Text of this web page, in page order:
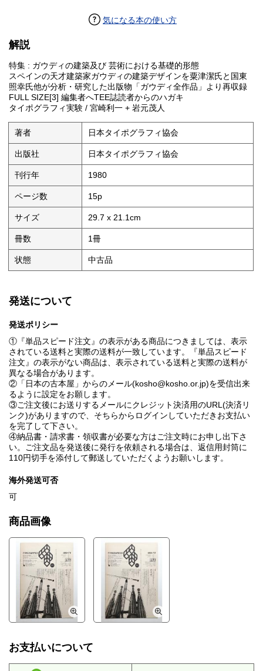
気になる本の使い方
解説
特集 : ガウディの建築及び 芸術における基礎的形態
スペインの天才建築家ガウディの建築デザインを粟津潔氏と国東
照幸氏他が分析・研究した出版物「ガウディ全作品」より再収録
FULL SIZE[3] 編集者へTEE誌読者からのハガキ
タイポグラフィ実験 / 宮崎利一 + 岩元茂人
著者 日本タイポグラフィ協会
出版社 日本タイポグラフィ協会
刊行年 1980
ページ数 15p
サイズ 29.7 x 21.1cm
冊数 1冊
状態 中古品
発送について
発送ポリシー
①『単品スピード注文』の表示がある商品につきましては、表示
されている送料と実際の送料が一致しています。『単品スピード
注文』の表示がない商品は、表示されている送料と実際の送料が
異なる場合があります。
②「日本の古本屋」からのメール(kosho@kosho.or.jp)を受信出来
るように設定をお願します。
③ご注文後にお送りするメールにクレジット決済用のURL(決済リ
ンク)がありますので、そちらからログインしていただきお支払い
を完了して下さい。
④納品書・請求書・領収書が必要な方はご注文時にお申し出下さ
い。ご注文品を発送後に発行を依頼される場合は、返信用封筒に
110円切手を添付して郵送していただくようお願いします。
海外発送可否
可
商品画像
お支払いについて